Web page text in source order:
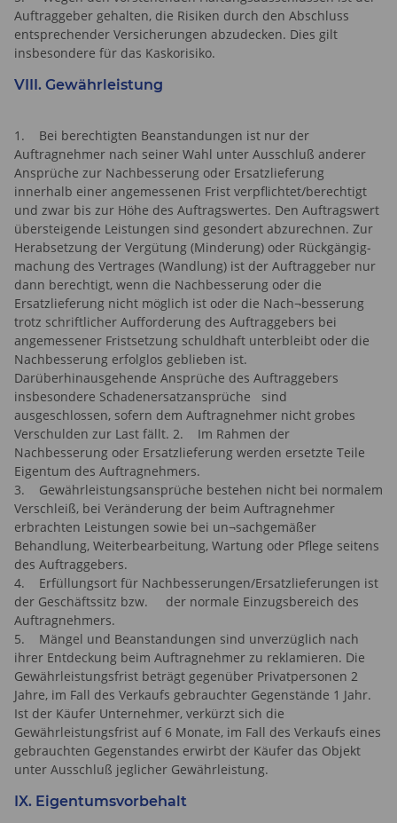
Auftraggeber gehalten, die Risiken durch den Abschluss
entsprechender Versicherungen abzudecken. Dies gilt
insbesondere für das Kaskorisiko.
VIII. Gewährleistung
1. Bei berechtigten Beanstandungen ist nur der
Auftragnehmer nach seiner Wahl unter Ausschluß anderer
Ansprüche zur Nachbesserung oder Ersatzlieferung
innerhalb einer angemessenen Frist verpflichtet/berechtigt
und zwar bis zur Höhe des Auftragswertes. Den Auftragswert
übersteigende Leistungen sind gesondert abzurechnen. Zur
Herabsetzung der Vergütung (Minderung) oder Rückgängig-
machung des Vertrages (Wandlung) ist der Auftraggeber nur
dann berechtigt, wenn die Nachbesserung oder die
Ersatzlieferung nicht möglich ist oder die Nach¬besserung
trotz schriftlicher Aufforderung des Auftraggebers bei
angemessener Fristsetzung schuldhaft unterbleibt oder die
Nachbesserung erfolglos geblieben ist.
Darüberhinausgehende Ansprüche des Auftraggebers
insbesondere Schadenersatzansprüche sind
ausgeschlossen, sofern dem Auftragnehmer nicht grobes
Verschulden zur Last fällt. 2. Im Rahmen der
Nachbesserung oder Ersatzlieferung werden ersetzte Teile
Eigentum des Auftragnehmers.
3. Gewährleistungsansprüche bestehen nicht bei normalem
Verschleiß, bei Veränderung der beim Auftragnehmer
erbrachten Leistungen sowie bei un¬sachgemäßer
Behandlung, Weiterbearbeitung, Wartung oder Pflege seitens
des Auftraggebers.
4. Erfüllungsort für Nachbesserungen/Ersatzlieferungen ist
der Geschäftssitz bzw. der normale Einzugsbereich des
Auftragnehmers.
5. Mängel und Beanstandungen sind unverzüglich nach
ihrer Entdeckung beim Auftragnehmer zu reklamieren. Die
Gewährleistungsfrist beträgt gegenüber Privatpersonen 2
Jahre, im Fall des Verkaufs gebrauchter Gegenstände 1 Jahr.
Ist der Käufer Unternehmer, verkürzt sich die
Gewährleistungsfrist auf 6 Monate, im Fall des Verkaufs eines
gebrauchten Gegenstandes erwirbt der Käufer das Objekt
unter Ausschluß jeglicher Gewährleistung.
IX. Eigentumsvorbehalt